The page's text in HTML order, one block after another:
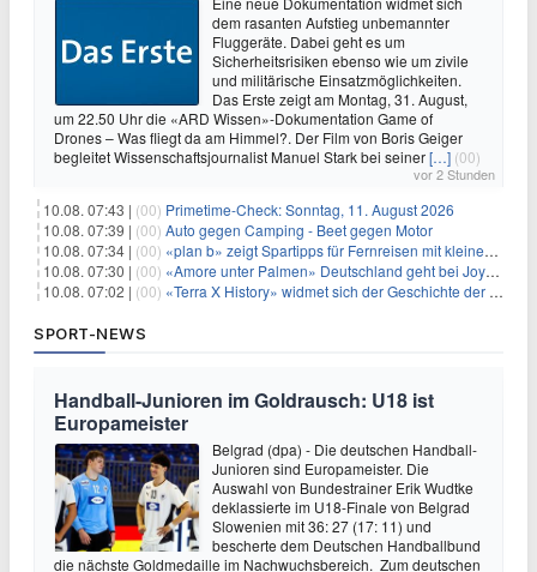
dem rasanten Aufstieg unbemannter
Fluggeräte. Dabei geht es um
Sicherheitsrisiken ebenso wie um zivile
und militärische Einsatzmöglichkeiten.
Das Erste zeigt am Montag, 31. August,
um 22.50 Uhr die «ARD Wissen»-Dokumentation Game of
Drones – Was fliegt da am Himmel?. Der Film von Boris Geiger
begleitet Wissenschaftsjournalist Manuel Stark bei seiner[…] (00)
vor 2 Stunden
10.08. 07:43 | (00) Primetime-Check: Sonntag, 11. August 2026
10.08. 07:39 | (00) Auto gegen Camping - Beet gegen Motor
10.08. 07:34 | (00) «plan b» zeigt Spartipps für Fernreisen mit kleinem Budget
10.08. 07:30 | (00) «Amore unter Palmen» Deutschland geht bei Joyn weiter
10.08. 07:02 | (00) «Terra X History» widmet sich der Geschichte der deutschen Vereine
SPORT-NEWS
Handball-Junioren im Goldrausch: U18 ist
Europameister
Belgrad (dpa) - Die deutschen Handball-
Junioren sind Europameister. Die
Auswahl von Bundestrainer Erik Wudtke
deklassierte im U18-Finale von Belgrad
Slowenien mit 36: 27 (17: 11) und
bescherte dem Deutschen Handballbund
die nächste Goldmedaille im Nachwuchsbereich. Zum deutschen